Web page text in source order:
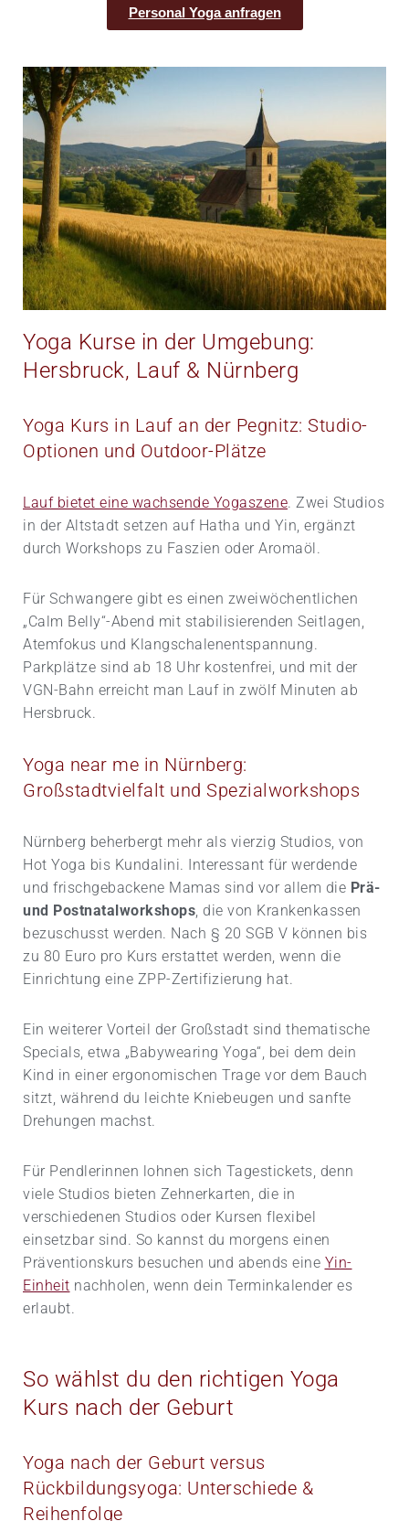
Personal Yoga anfragen
Yoga Kurse in der Umgebung:
Hersbruck, Lauf & Nürnberg
Yoga Kurs in Lauf an der Pegnitz: Studio-
Optionen und Outdoor-Plätze
Lauf bietet eine wachsende Yogaszene. Zwei Studios
in der Altstadt setzen auf Hatha und Yin, ergänzt
durch Workshops zu Faszien oder Aromaöl.
Für Schwangere gibt es einen zweiwöchentlichen
„Calm Belly“-Abend mit stabilisierenden Seitlagen,
Atemfokus und Klangschalenentspannung.
Parkplätze sind ab 18 Uhr kostenfrei, und mit der
VGN-Bahn erreicht man Lauf in zwölf Minuten ab
Hersbruck.
Yoga near me in Nürnberg:
Großstadtvielfalt und Spezialworkshops
Nürnberg beherbergt mehr als vierzig Studios, von
Hot Yoga bis Kundalini. Interessant für werdende
und frischgebackene Mamas sind vor allem die Prä-
und Postnatalworkshops , die von Krankenkassen
bezuschusst werden. Nach § 20 SGB V können bis
zu 80 Euro pro Kurs erstattet werden, wenn die
Einrichtung eine ZPP-Zertifizierung hat.
Ein weiterer Vorteil der Großstadt sind thematische
Specials, etwa „Babywearing Yoga“, bei dem dein
Kind in einer ergonomischen Trage vor dem Bauch
sitzt, während du leichte Kniebeugen und sanfte
Drehungen machst.
Für Pendlerinnen lohnen sich Tagestickets, denn
viele Studios bieten Zehnerkarten, die in
verschiedenen Studios oder Kursen flexibel
einsetzbar sind. So kannst du morgens einen
Präventionskurs besuchen und abends eine Yin-
Einheit nachholen, wenn dein Terminkalender es
erlaubt.
So wählst du den richtigen Yoga
Kurs nach der Geburt
Yoga nach der Geburt versus
Rückbildungsyoga: Unterschiede &
Reihenfolge